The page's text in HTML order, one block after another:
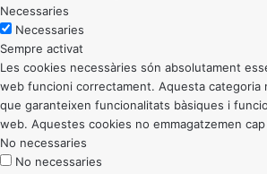
Necessaries
Necessaries
Sempre activat
Les cookies necessàries són absolutament
web funcioni correctament. Aquesta categoria
que garanteixen funcionalitats bàsiques i
web. Aquestes cookies no emmagatzemen
No necessaries
No necessaries